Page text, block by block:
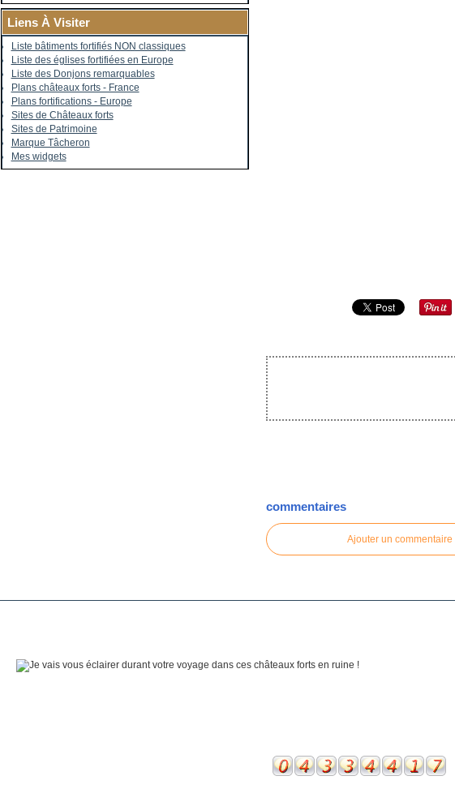
Liens À Visiter
Liste bâtiments fortifiés NON classiques
Liste des églises fortifiées en Europe
Liste des Donjons remarquables
Plans châteaux forts - France
Plans fortifications - Europe
Sites de Châteaux forts
Sites de Patrimoine
Marque Tâcheron
Mes widgets
commentaires
Ajouter un commentaire